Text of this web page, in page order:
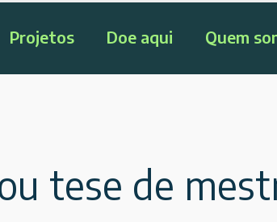
Projetos Doe aqui Quem
tese de